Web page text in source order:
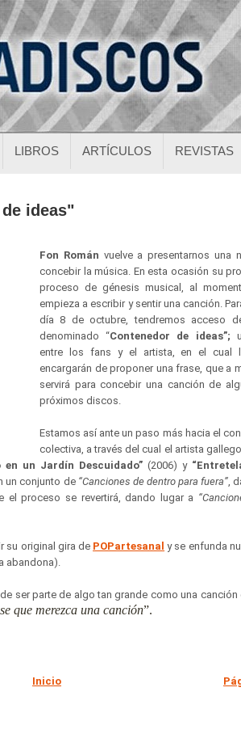
LIBROS ARTÍCULOS REVISTAS
ideas"
Fon Román vuelve a presentarnos una
concebir la música. En esta ocasión su
proceso de génesis musical, al
empieza a escribir y sentir una canción.
día 8 de octubre, tendremos acceso
denominado “Contenedor de ideas”;
entre los fans y el artista, en el cual
encargarán de proponer una frase, que a
servirá para concebir una canción de
próximos discos.
Estamos así ante un paso más hacia el
colectiva, a través del cual el artista
en un Jardín Descuidado” (2006) y
un conjunto de “Canciones de dentro para fuera”,
el proceso se revertirá, dando lugar a
su original gira de POPartesanal y se enfunda
abandona).
ser parte de algo tan grande como una canción
que merezca una canción”.
Inicio